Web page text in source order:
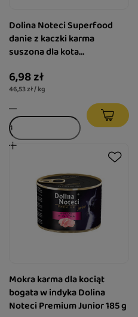
Dolina Noteci Superfood
danie z kaczki karma
suszona dla kota
6,98 zł
46,53 zł / kg
Mokra karma dla kociąt
bogata w indyka Dolina
Noteci Premium Junior 185 g